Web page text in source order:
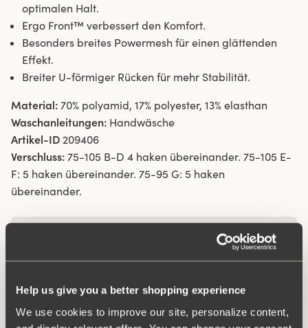
Help us give you a better shopping experience
We use cookies to improve our site, personalize content,
optimalen Halt.
Ergo Front™ verbessert den Komfort.
Besonders breites Powermesh für einen glättenden
Effekt.
Breiter U-förmiger Rücken für mehr Stabilität.
Material: 70% polyamid, 17% polyester, 13% elasthan
Waschanleitungen: Handwäsche
Artikel-ID 209406
Verschluss: 75-105 B-D 4 haken übereinander. 75-105 E-
F: 5 haken übereinander. 75-95 G: 5 haken
übereinander.
Was macht es so bequem?
Besonders Breiter Rücken